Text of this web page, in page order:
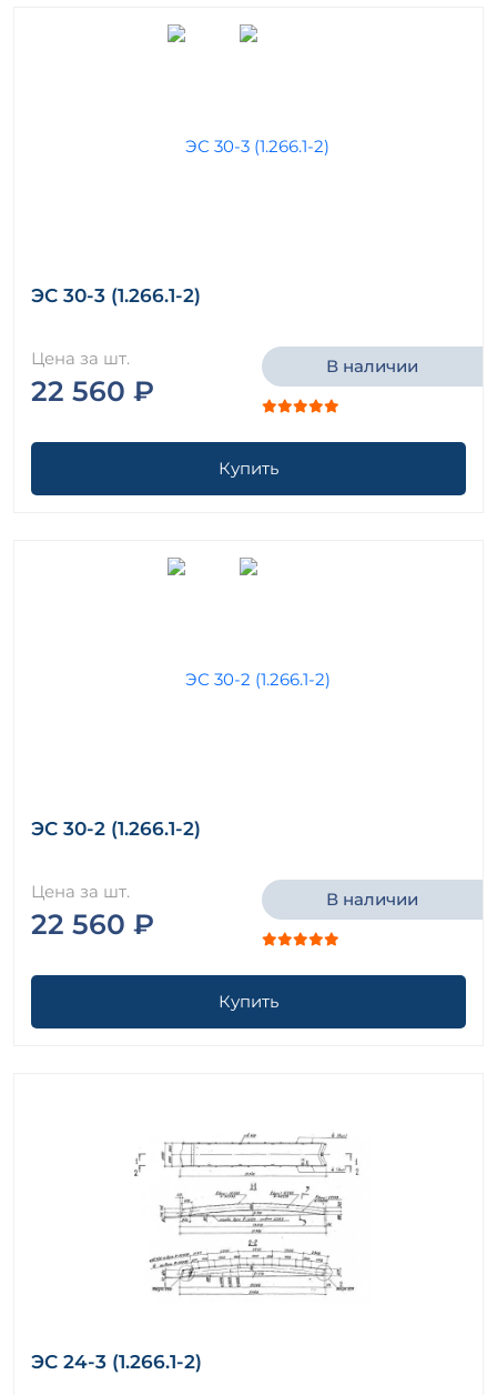
ЭС 30-3 (1.266.1-2)
Цена за шт.
22 560 ₽
В наличии
Купить
ЭС 30-2 (1.266.1-2)
Цена за шт.
22 560 ₽
В наличии
Купить
ЭС 24-3 (1.266.1-2)